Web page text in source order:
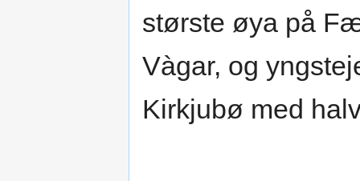
største øya på
Vàgar, og
Kirkjubø med